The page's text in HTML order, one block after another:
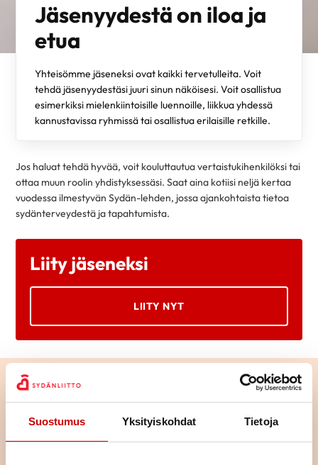
Suostumus Yksityiskohdat Tietoja
Jäsenyydestä on iloa ja
etua
Yhteisömme jäseneksi ovat kaikki tervetulleita. Voit
tehdä jäsenyydestäsi juuri sinun näköisesi. Voit osallistua
esimerkiksi mielenkiintoisille luennoille, liikkua yhdessä
kannustavissa ryhmissä tai osallistua erilaisille retkille.
Jos haluat tehdä hyvää, voit kouluttautua vertaistukihenkilöksi tai
ottaa muun roolin yhdistyksessäsi. Saat aina kotiisi neljä kertaa
vuodessa ilmestyvän Sydän-lehden, jossa ajankohtaista tietoa
sydänterveydestä ja tapahtumista.
Liity jäseneksi
LIITY NYT